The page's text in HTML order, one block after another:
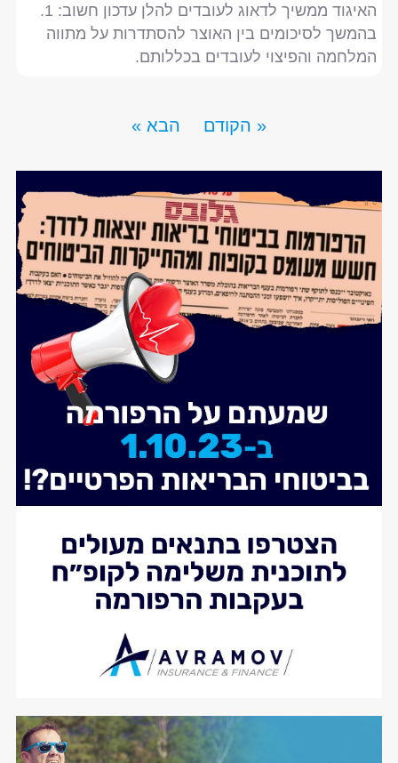
האיגוד ממשיך לדאוג לעובדים להלן עדכון חשוב: 1.
בהמשך לסיכומים בין האוצר להסתדרות על מתווה
המלחמה והפיצוי לעובדים בכללותם.
« הקודם הבא »